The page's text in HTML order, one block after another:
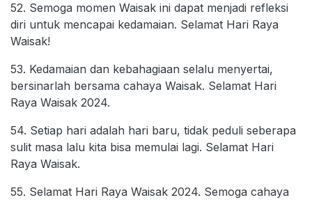
52. Semoga momen Waisak ini dapat menjadi refleksi
diri untuk mencapai kedamaian. Selamat Hari Raya
Waisak!
53. Kedamaian dan kebahagiaan selalu menyertai,
bersinarlah bersama cahaya Waisak. Selamat Hari
Raya Waisak 2024.
54. Setiap hari adalah hari baru, tidak peduli seberapa
sulit masa lalu kita bisa memulai lagi. Selamat Hari
Raya Waisak.
55. Selamat Hari Raya Waisak 2024. Semoga cahaya